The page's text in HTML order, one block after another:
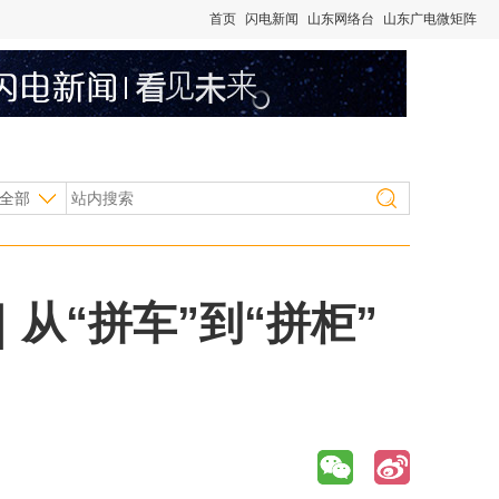
首页 闪电新闻 山东网络台 山东广电微矩阵
部
“拼车”到“拼柜”